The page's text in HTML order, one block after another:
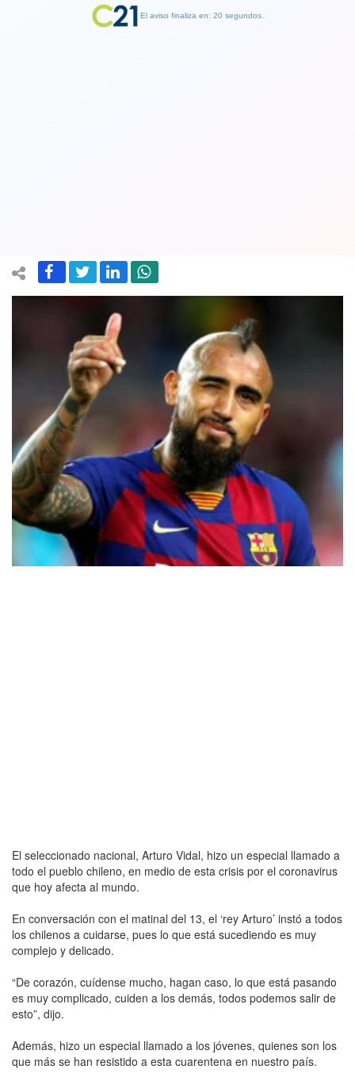
El seleccionado nacional, Arturo Vidal, hizo un especial llamado a
todo el pueblo chileno, en medio de esta crisis por el coronavirus
que hoy afecta al mundo.
En conversación con el matinal del 13, el ‘rey Arturo’ instó a todos
los chilenos a cuidarse, pues lo que está sucediendo es muy
complejo y delicado.
“De corazón, cuídense mucho, hagan caso, lo que está pasando
es muy complicado, cuiden a los demás, todos podemos salir de
esto”, dijo.
Además, hizo un especial llamado a los jóvenes, quienes son los
que más se han resistido a esta cuarentena en nuestro país.
El aviso finaliza en: 19 segundos.